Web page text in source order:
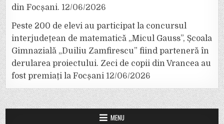
din Focșani. 12/06/2026
Peste 200 de elevi au participat la concursul
interjudețean de matematică „Micul Gauss”, Școala
Gimnazială „Duiliu Zamfirescu” fiind parteneră în
derularea proiectului. Zeci de copii din Vrancea au
fost premiați la Focșani 12/06/2026
MENU